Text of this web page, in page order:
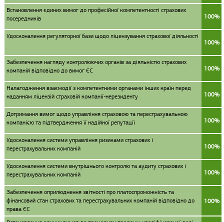
Встановлення єдиних вимог до професійної компетентності страхових
посередників
100%
Удосконалення регуляторної бази щодо ліцензування страхової діяльності
100%
Забезпечення нагляду контролюючих органів за діяльністю страхових
компаній відповідно до вимог ЄС
100%
Налагодження взаємодії з компетентними органами інших країн перед
наданням ліцензій страховій компанії-нерезиденту
100%
Дотримання вимог щодо управління страховою та перестрахувальною
компанією та підтвердження її надійної репутації
100%
Удосконалення системи управління ризиками страхових і
перестрахувальних компаній
100%
Удосконалення системи внутрішнього контролю та аудиту страхових і
перестрахувальних компаній
100%
Забезпечення оприлюднення звітності про платоспроможність та
фінансовий стан страхових та перестрахувальних компаній відповідно до
права ЄС
100%